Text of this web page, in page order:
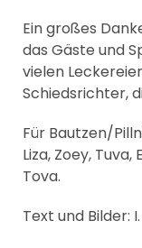
Ein großes
das Gäste und
vielen
Schiedsrichter,
Für Bautzen/
Liza, Zoey,
Tova.
Text und Bilder: